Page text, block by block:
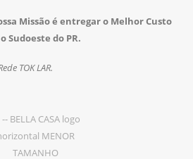
Missão é entregar o Melhor Custo
Sudoeste do PR.
TOK LAR.